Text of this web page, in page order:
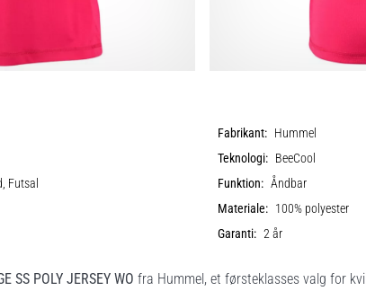
Fabrikant: Hummel
Teknologi: BeeCool
Futsal Funktion: Åndbar
Materiale: 100% polyester
Garanti: 2 år
SS POLY JERSEY WO fra Hummel, et førsteklasses valg for